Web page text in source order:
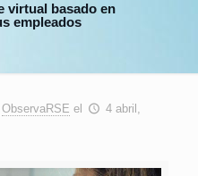
virtual basado en
empleados
ObservaRSE el
4 abril,